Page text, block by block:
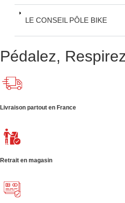
LE CONSEIL PÔLE BIKE
Pédalez,
Livraison partout en France
Retrait en magasin